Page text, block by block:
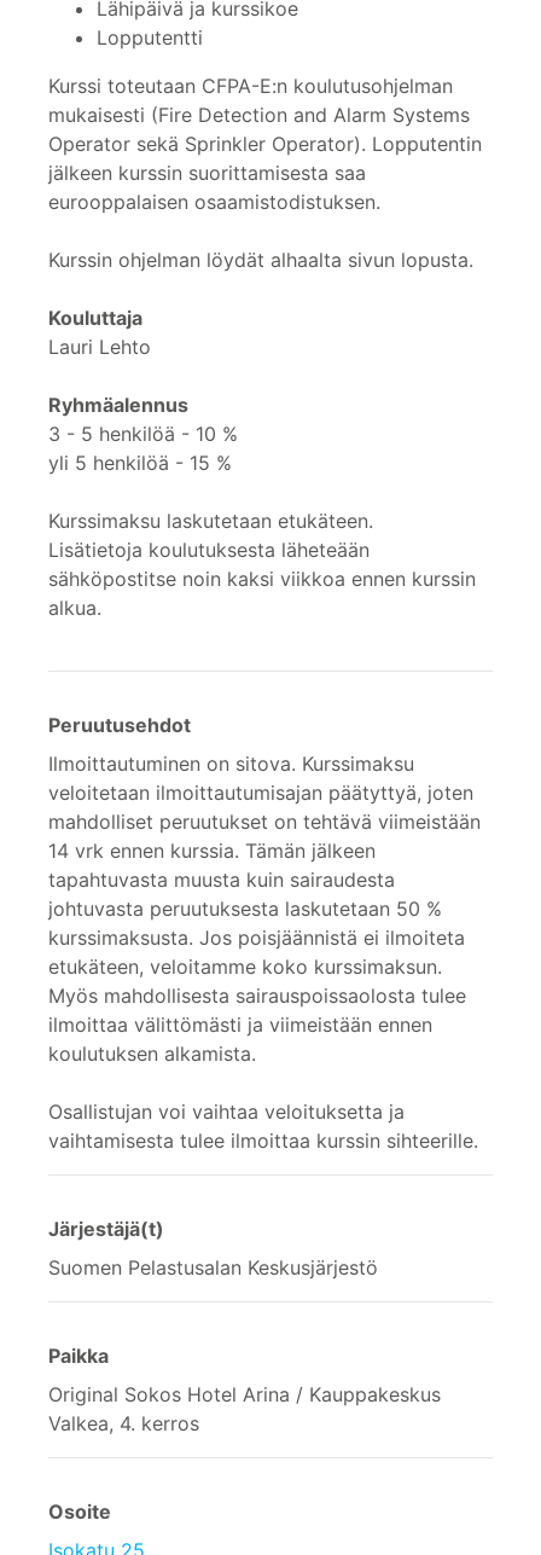
Lähipäivä ja kurssikoe
Lopputentti
Kurssi toteutaan CFPA-E:n koulutusohjelman
mukaisesti (Fire Detection and Alarm Systems
Operator sekä Sprinkler Operator). Lopputentin
jälkeen kurssin suorittamisesta saa
eurooppalaisen osaamistodistuksen.
Kurssin ohjelman löydät alhaalta sivun lopusta.
Kouluttaja
Lauri Lehto
Ryhmäalennus
3 - 5 henkilöä - 10 %
yli 5 henkilöä - 15 %
Kurssimaksu laskutetaan etukäteen.
Lisätietoja koulutuksesta läheteään
sähköpostitse noin kaksi viikkoa ennen kurssin
alkua.
Peruutusehdot
Ilmoittautuminen on sitova. Kurssimaksu
veloitetaan ilmoittautumisajan päätyttyä, joten
mahdolliset peruutukset on tehtävä viimeistään
14 vrk ennen kurssia. Tämän jälkeen
tapahtuvasta muusta kuin sairaudesta
johtuvasta peruutuksesta laskutetaan 50 %
kurssimaksusta. Jos poisjäännistä ei ilmoiteta
etukäteen, veloitamme koko kurssimaksun.
Myös mahdollisesta sairauspoissaolosta tulee
ilmoittaa välittömästi ja viimeistään ennen
koulutuksen alkamista.
Osallistujan voi vaihtaa veloituksetta ja
vaihtamisesta tulee ilmoittaa kurssin sihteerille.
Järjestäjä(t)
Suomen Pelastusalan Keskusjärjestö
Paikka
Original Sokos Hotel Arina / Kauppakeskus
Valkea, 4. kerros
Osoite